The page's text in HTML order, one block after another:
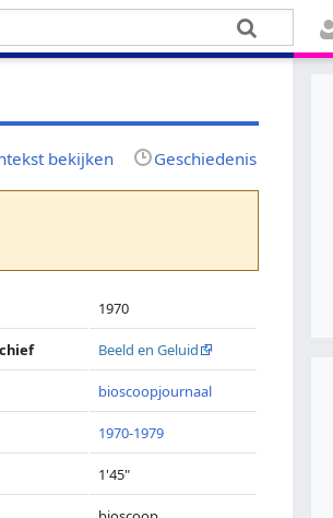
bekijken Geschiedenis
1970
Beeld en Geluid
bioscoopjournaal
1970-1979
1'45"